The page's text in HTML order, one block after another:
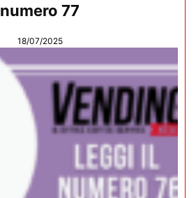
numero 77
18/07/2025